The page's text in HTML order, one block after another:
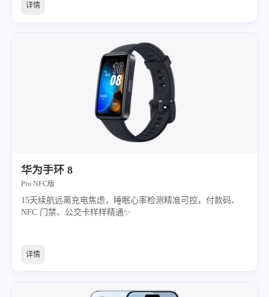
详情
华为手环 8
Pro NFC版
15天续航远离充电焦虑，睡眠心率检测精准可控，付款码、
NFC 门禁、公交卡样样精通✨
详情